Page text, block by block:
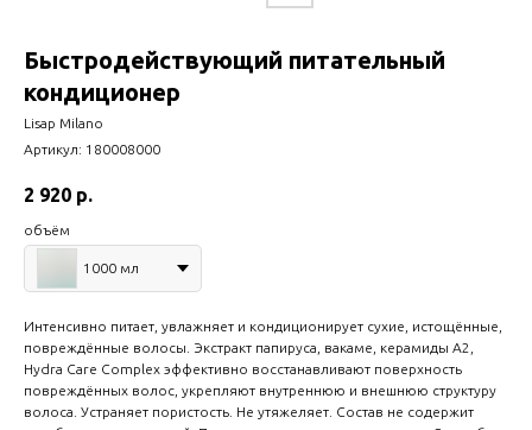
Быстродействующий питательный
кондиционер
Lisap Milano
Артикул: 180008000
2 920 р.
объём
1000 мл
Интенсивно питает, увлажняет и кондиционирует сухие, истощённые,
повреждённые волосы. Экстракт папируса, вакаме, керамиды A2,
Hydra Care Complex эффективно восстанавливают поверхность
повреждённых волос, укрепляют внутреннюю и внешнюю структуру
волоса. Устраняет пористость. Не утяжеляет. Состав не содержит